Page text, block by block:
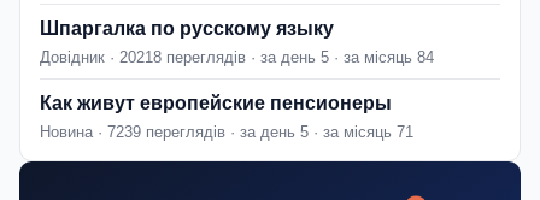
Шпаргалка по русскому языку
Довідник · 20218 переглядів · за день 5 · за місяць 84
Как живут европейские пенсионеры
Новина · 7239 переглядів · за день 5 · за місяць 71